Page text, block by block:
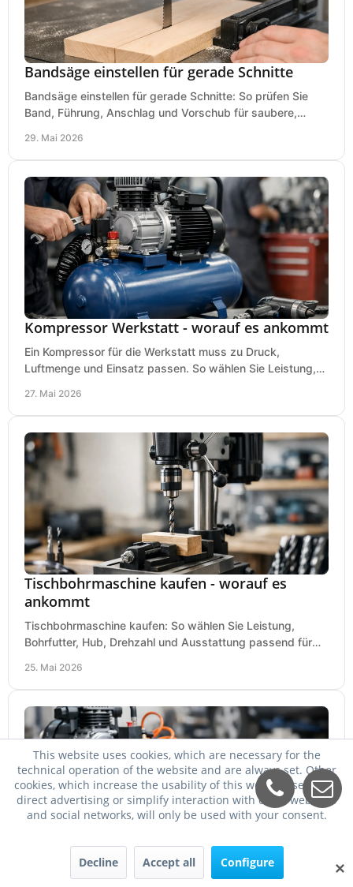
Bandsäge einstellen für gerade Schnitte
Bandsäge einstellen für gerade Schnitte: So prüfen Sie
Band, Führung, Anschlag und Vorschub für saubere,
29. Mai 2026
Kompressor Werkstatt - worauf es ankommt
Ein Kompressor für die Werkstatt muss zu Druck,
Luftmenge und Einsatz passen. So wählen Sie Leistung,
27. Mai 2026
Tischbohrmaschine kaufen - worauf es
ankommt
Tischbohrmaschine kaufen: So wählen Sie Leistung,
Bohrfutter, Hub, Drehzahl und Ausstattung passend für
25. Mai 2026
Welcher Kompressor für Schlagschrauber?
Welcher Kompressor für Schlagschrauber passt? So
✕
This website uses cookies, which are necessary for the
technical operation of the website and are always set. Other
cookies, which increase the usability of this website, serve for
direct advertising or simplify interaction with other websites
and social networks, will only be used with your consent.
Decline Accept all Configure